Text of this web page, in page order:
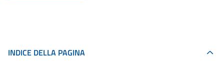
INDICE DELLA PAGINA